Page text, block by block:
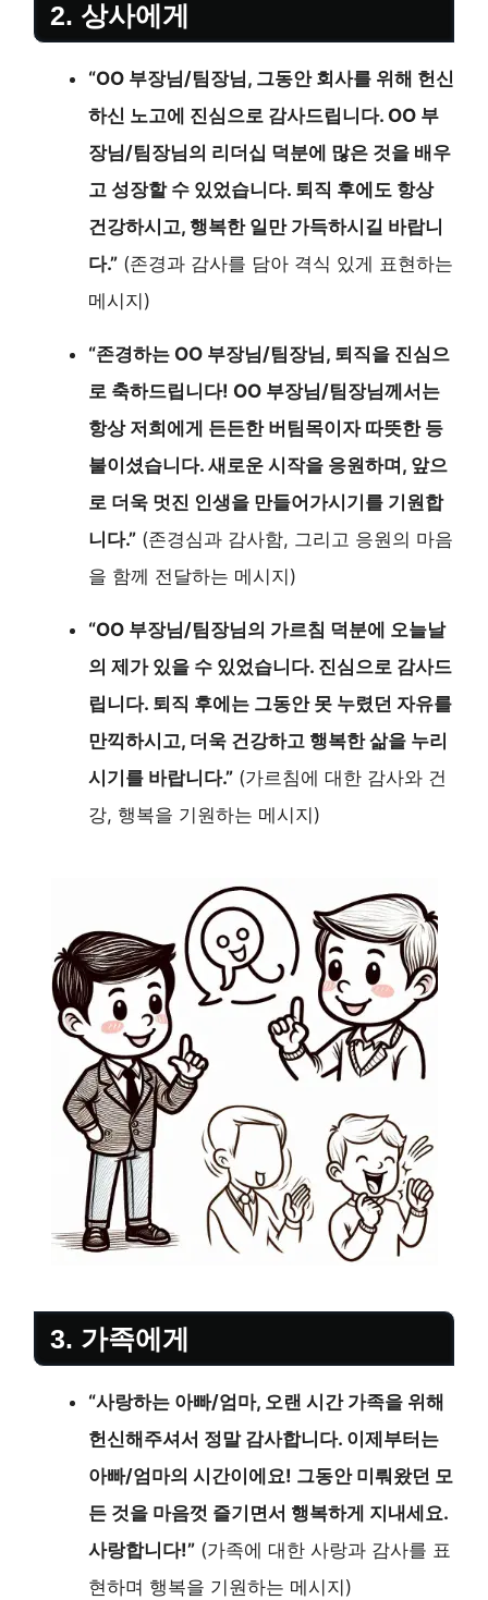
2. 상사에게
“OO 부장님/팀장님, 그동안 회사를 위해 헌신
하신 노고에 진심으로 감사드립니다. OO 부
장님/팀장님의 리더십 덕분에 많은 것을 배우
고 성장할 수 있었습니다. 퇴직 후에도 항상
건강하시고, 행복한 일만 가득하시길 바랍니
다.” (존경과 감사를 담아 격식 있게 표현하는
메시지)
“존경하는 OO 부장님/팀장님, 퇴직을 진심으
로 축하드립니다! OO 부장님/팀장님께서는
항상 저희에게 든든한 버팀목이자 따뜻한 등
불이셨습니다. 새로운 시작을 응원하며, 앞으
로 더욱 멋진 인생을 만들어가시기를 기원합
니다.” (존경심과 감사함, 그리고 응원의 마음
을 함께 전달하는 메시지)
“OO 부장님/팀장님의 가르침 덕분에 오늘날
의 제가 있을 수 있었습니다. 진심으로 감사드
립니다. 퇴직 후에는 그동안 못 누렸던 자유를
만끽하시고, 더욱 건강하고 행복한 삶을 누리
시기를 바랍니다.” (가르침에 대한 감사와 건
강, 행복을 기원하는 메시지)
3. 가족에게
“사랑하는 아빠/엄마, 오랜 시간 가족을 위해
헌신해주셔서 정말 감사합니다. 이제부터는
아빠/엄마의 시간이에요! 그동안 미뤄왔던 모
든 것을 마음껏 즐기면서 행복하게 지내세요.
사랑합니다!” (가족에 대한 사랑과 감사를 표
현하며 행복을 기원하는 메시지)